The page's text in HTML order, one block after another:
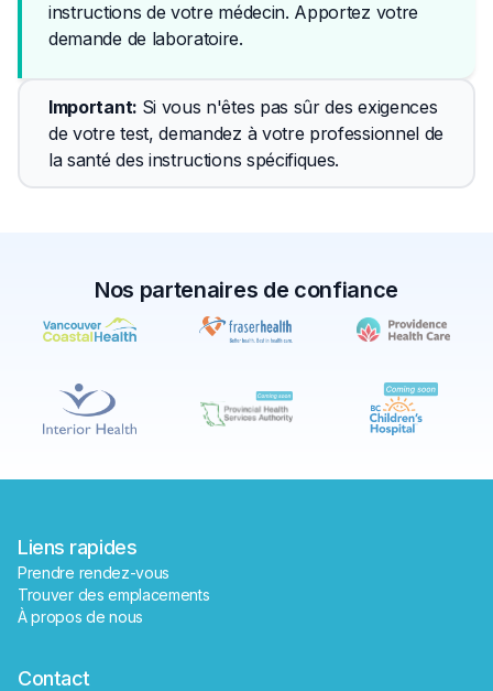
instructions de votre médecin. Apportez votre
demande de laboratoire.
Important: Si vous n'êtes pas sûr des exigences
de votre test, demandez à votre professionnel de
la santé des instructions spécifiques.
Nos partenaires de confiance
Liens rapides
Prendre rendez-vous
Trouver des emplacements
À propos de nous
Contact
✕
Réserver Trouver un laboratoire près de moi